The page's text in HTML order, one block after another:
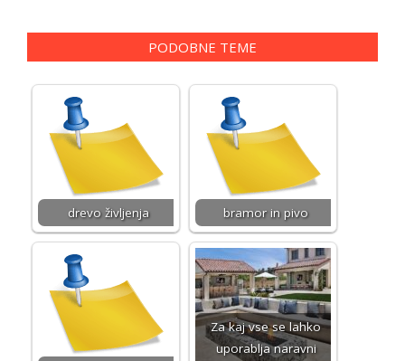
PODOBNE TEME
drevo življenja bramor in pivo
Za kaj vse se lahko
uporablja naravni